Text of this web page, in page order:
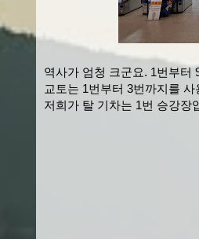
역사가 엄청 크군요. 1번부터
교토는 1번부터 3번까지를
저희가 탈 기차는 1번 승강장